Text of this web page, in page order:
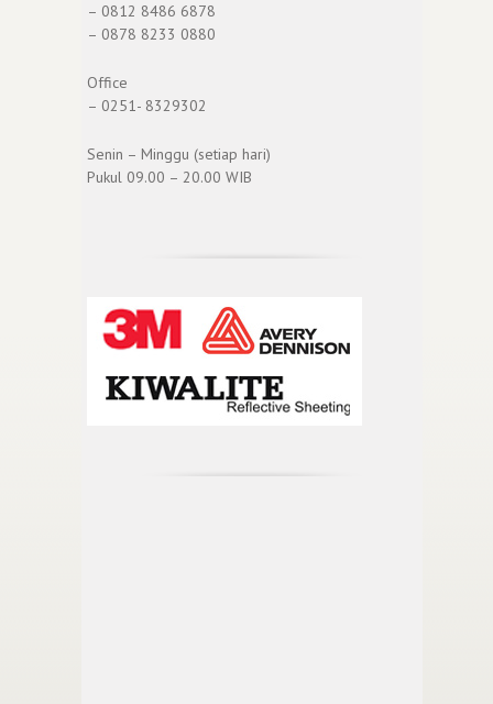
– 0812 8486 6878
– 0878 8233 0880
Office
– 0251- 8329302
Senin – Minggu (setiap hari)
Pukul 09.00 – 20.00 WIB